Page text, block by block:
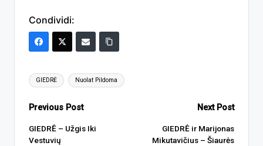
Condividi:
Tags:
GIEDRĖ Nuolat Pildoma
Post
navigation
Previous Post
GIEDRĖ – Užgis Iki
Vestuvių
Next Post
GIEDRĖ ir Marijonas
Mikutavičius – Šiaurės